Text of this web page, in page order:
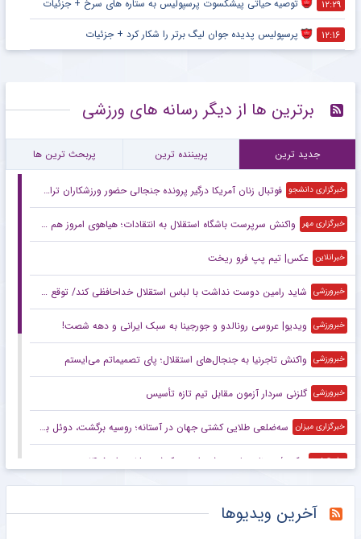
۱۲:۲۹ توصیه حیاتی پیشکسوت پرسپولیس به ستاره های سرخ + جزئیات
۱۲:۱۶ پرسپولیس پدیده جوان لیگ برتر را شکار کرد + جزئیات
برترین ها از دیگر رسانه های ورزشی
جدید ترین پربیننده ترین پربحث ترین ها
خبرگزاری دانشجو فوتبال زنان آمریکا درگیر پرونده جنجالی حضور ورزشکاران تراجنسیتی
خبرگزاری مهر واکنش سرپرست باشگاه استقلال به انتقادات؛ هیاهوی امروز هم می‌گذرد!
خبرانلاین عکس| تیم پپ فرو ریخت
خبرورزشی شاید رامین دوست نداشت با لباس استقلال خداحافظی کند/ توقع چندانی از این استقلال نداریم/ این پنجره بسته حاصل شوک‌های مدیریتی است
خبرورزشی ویدیو| عروسی رونالدو و جورجینا به سبک ایرانی و دهه شصت!
خبرورزشی واکنش تاجرنیا به جنجال‌های استقلال؛ پای تصمیماتم می‌ایستم
خبرورزشی گلزنی سردار آزمون مقابل تیم تازه تأسیس
خبرگزاری میزان سه‌ضلعی طلایی کشتی جهان در آستانه؛ روسیه برگشت، دوئل بزرگ ایران و آمریکا
مشرق نیوز عکس/ روزنامه‌های ورزشی امروز یک‌شنبه ۱۸ مرداد ۱۴۰۵
آخرین ویدیوها